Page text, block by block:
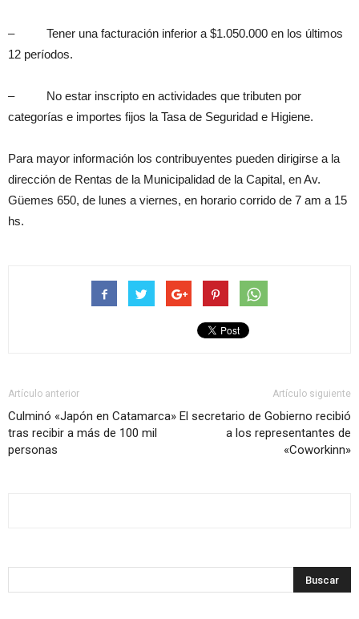
– Tener una facturación inferior a $1.050.000 en los últimos
12 períodos.
– No estar inscripto en actividades que tributen por
categorías e importes fijos la Tasa de Seguridad e Higiene.
Para mayor información los contribuyentes pueden dirigirse a la
dirección de Rentas de la Municipalidad de la Capital, en Av.
Güemes 650, de lunes a viernes, en horario corrido de 7 am a 15
hs.
Artículo anterior
Culminó «Japón en Catamarca»
tras recibir a más de 100 mil
personas
Artículo siguiente
El secretario de Gobierno recibió
a los representantes de
«Coworkinn»